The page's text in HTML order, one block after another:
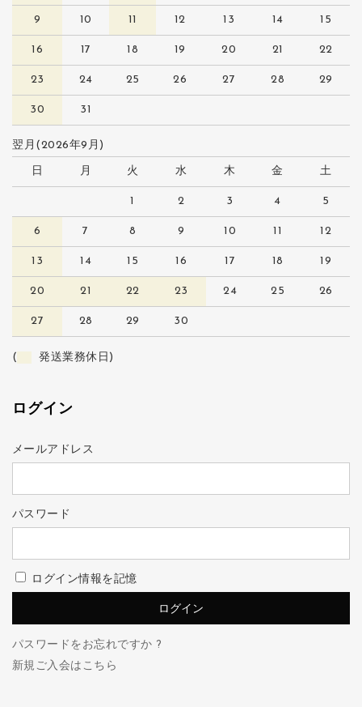
9 10 11 12 13 14 15
16 17 18 19 20 21 22
23 24 25 26 27 28 29
30 31
翌月(2026年9月)
日 月 火 水 木 金 土
1 2 3 4 5
6 7 8 9 10 11 12
13 14 15 16 17 18 19
20 21 22 23 24 25 26
27 28 29 30
( 発送業務休日)
ログイン
メールアドレス
パスワード
ログイン情報を記憶
パスワードをお忘れですか ?
新規ご入会はこちら